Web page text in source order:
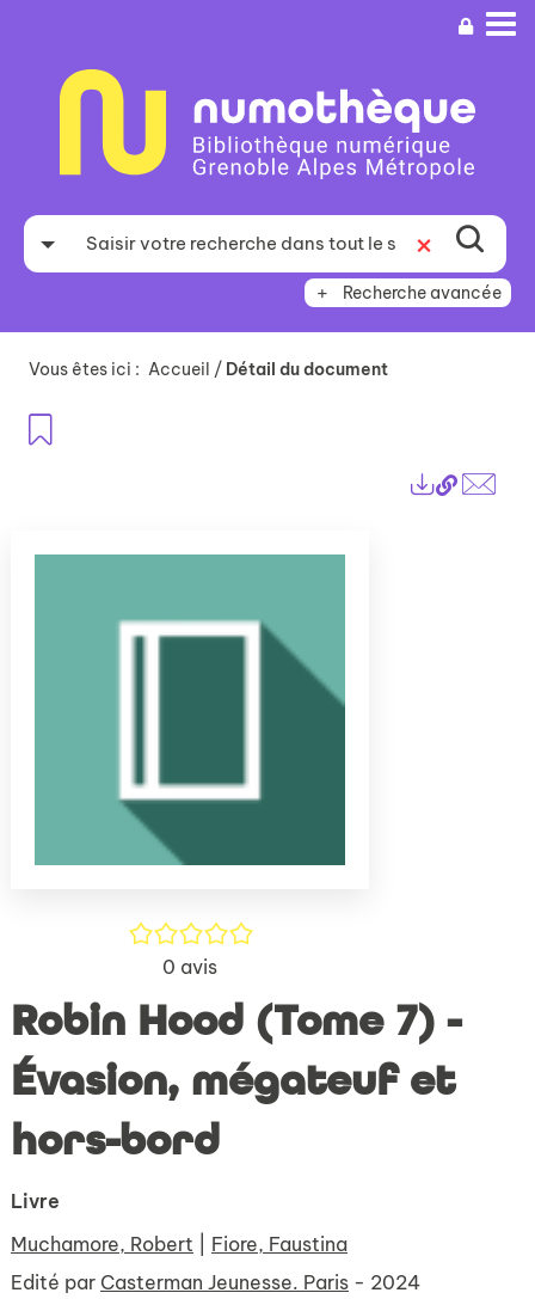
recherche
Recherche avancée
Vous êtes ici : Accueil / Détail du document
Lien
/5
0 avis
Robin Hood (Tome 7) -
Évasion, mégateuf et
hors-bord
Livre
Muchamore, Robert
Fiore, Faustina
Edité par Casterman Jeunesse. Paris - 2024